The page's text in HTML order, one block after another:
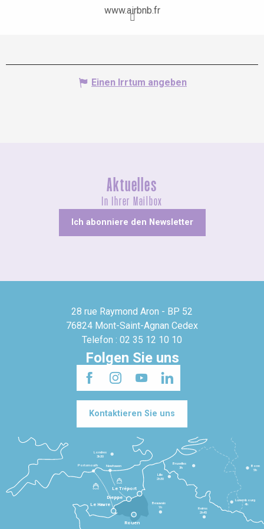
www.airbnb.fr
Einen Irrtum angeben
Aktuelles
In Ihrer Mailbox
Ich abonniere den Newsletter
28 rue Raymond Aron - BP 52
76824 Mont-Saint-Agnan Cedex
Telefon : 02 35 12 10 10
Folgen Sie uns
Kontaktieren Sie uns
Le Havre
Dieppe
Le Tréport
Beauvais
1h
Reims
2h45
Lille
2h30
Bruxelles
3h
Londres
3h30
Newhaven
Portsmouth
Bonn
5h
Luxembourg
4h
Rouen